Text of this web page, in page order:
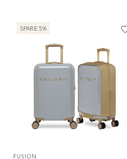
SPARE 5%
FUSION